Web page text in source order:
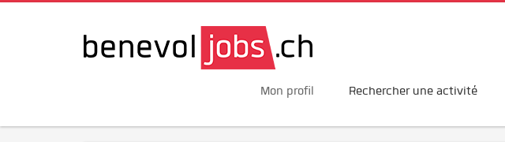
Mon profil Rechercher une activité